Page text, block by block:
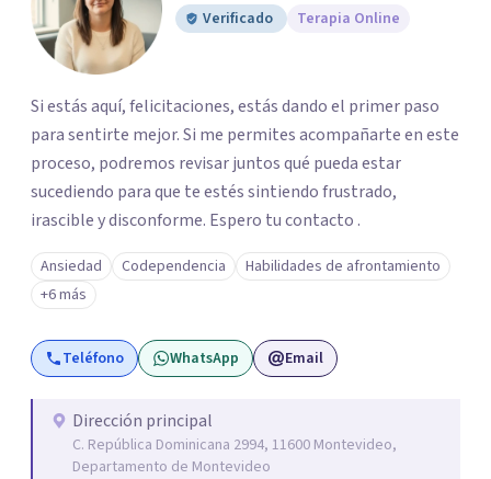
Verificado Terapia Online
Si estás aquí, felicitaciones, estás dando el primer paso
para sentirte mejor. Si me permites acompañarte en este
proceso, podremos revisar juntos qué pueda estar
sucediendo para que te estés sintiendo frustrado,
irascible y disconforme. Espero tu contacto .
Ansiedad Codependencia
Habilidades de afrontamiento
+6 más
Teléfono WhatsApp Email
Dirección principal
C. República Dominicana 2994, 11600 Montevideo,
Departamento de Montevideo